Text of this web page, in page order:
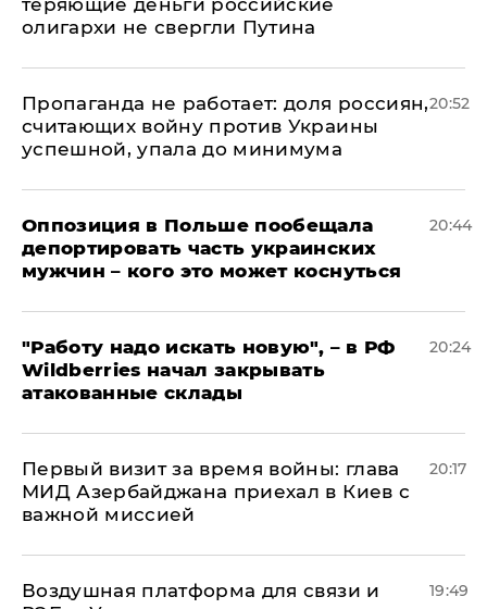
теряющие деньги российские
олигархи не свергли Путина
​Пропаганда не работает: доля россиян,
считающих войну против Украины
успешной, упала до минимума
20:52
Оппозиция в Польше пообещала
депортировать часть украинских
мужчин – кого это может коснуться
20:44
"Работу надо искать новую", – в РФ
Wildberries начал закрывать
атакованные склады
20:24
Первый визит за время войны: глава
МИД Азербайджана приехал в Киев с
важной миссией
20:17
Воздушная платформа для связи и
19:49